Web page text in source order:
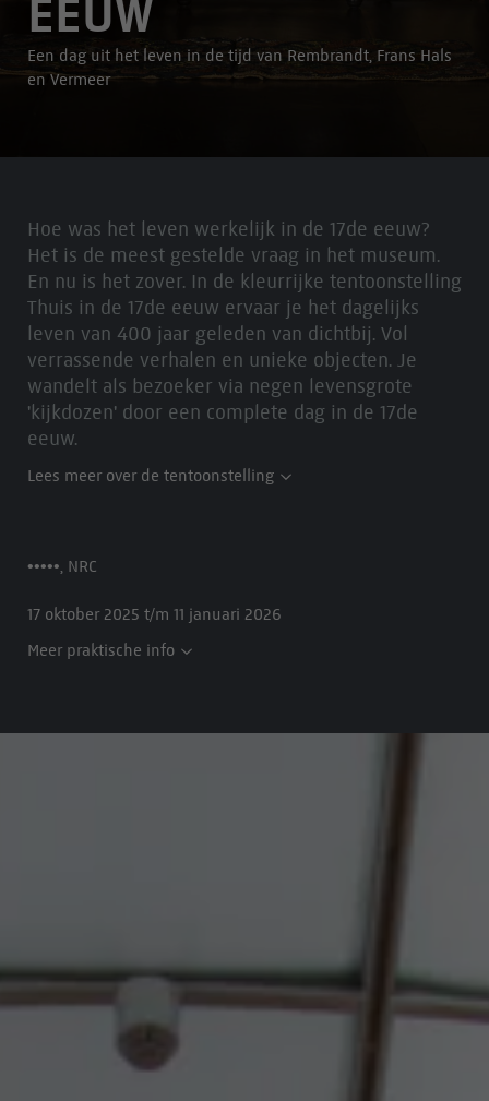
EEUW
Een dag uit het leven in de tijd van Rembrandt, Frans Hals
en Vermeer
Hoe was het leven werkelijk in de 17de eeuw?
Het is de meest gestelde vraag in het museum.
En nu is het zover. In de kleurrijke tentoonstelling
Thuis in de 17de eeuw ervaar je het dagelijks
leven van 400 jaar geleden van dichtbij. Vol
verrassende verhalen en unieke objecten. Je
wandelt als bezoeker via negen levensgrote
'kijkdozen' door een complete dag in de 17de
eeuw.
Lees meer over de tentoonstelling
•••••, NRC
17 oktober 2025 t/m 11 januari 2026
Meer praktische info